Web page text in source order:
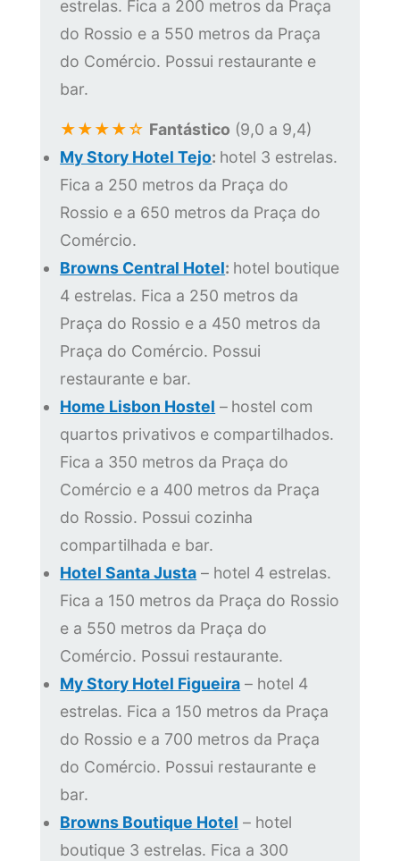
estrelas. Fica a 200 metros da Praça
do Rossio e a 550 metros da Praça
do Comércio. Possui restaurante e
bar.
★★★★☆ Fantástico (9,0 a 9,4)
My Story Hotel Tejo: hotel 3 estrelas.
Fica a 250 metros da Praça do
Rossio e a 650 metros da Praça do
Comércio.
Browns Central Hotel: hotel boutique
4 estrelas. Fica a 250 metros da
Praça do Rossio e a 450 metros da
Praça do Comércio. Possui
restaurante e bar.
Home Lisbon Hostel – hostel com
quartos privativos e compartilhados.
Fica a 350 metros da Praça do
Comércio e a 400 metros da Praça
do Rossio. Possui cozinha
compartilhada e bar.
Hotel Santa Justa – hotel 4 estrelas.
Fica a 150 metros da Praça do Rossio
e a 550 metros da Praça do
Comércio. Possui restaurante.
My Story Hotel Figueira – hotel 4
estrelas. Fica a 150 metros da Praça
do Rossio e a 700 metros da Praça
do Comércio. Possui restaurante e
bar.
Browns Boutique Hotel – hotel
boutique 3 estrelas. Fica a 300